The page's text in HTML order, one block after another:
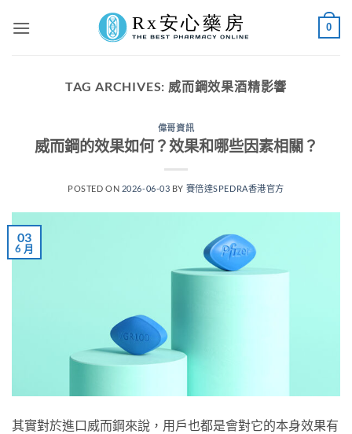
0
TAG ARCHIVES: 威而鋼效果酒精影響
偉哥資訊
威而鋼的效果如何？效果和哪些因素相關？
POSTED ON 2026-06-03 BY 賽倍達SPEDRA香港官方
03
6 月
其實對於進口威而鋼來說，用戶也都是會對它的本身效果有